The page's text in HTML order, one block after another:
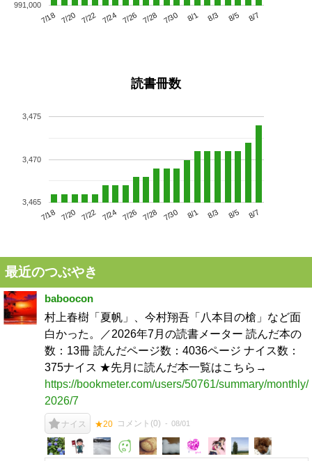
7/18 7/20 7/22 7/24 7/26 7/28 7/30 8/1 8/3 8/5 8/7
991,000
読書冊数
7/18 7/20 7/22 7/24 7/26 7/28 7/30 8/1 8/3 8/5 8/7
3,465
3,470
3,475
最近のつぶやき
baboocon
村上春樹「夏帆」、今村翔吾「八本目の槍」など面
白かった。／2026年7月の読書メーター 読んだ本の
数：13冊 読んだページ数：4036ページ ナイス数：
375ナイス ★先月に読んだ本一覧はこちら→
https://bookmeter.com/users/50761/summary/monthly/
2026/7
ナイス ★20 コメント(0) 08/01